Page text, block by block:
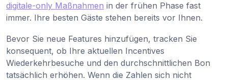
digitale-only Maßnahmen in der frühen Phase fast
immer. Ihre besten Gäste stehen bereits vor Ihnen.
Bevor Sie neue Features hinzufügen, tracken Sie
konsequent, ob Ihre aktuellen Incentives
Wiederkehrbesuche und den durchschnittlichen Bon
tatsächlich erhöhen. Wenn die Zahlen sich nicht